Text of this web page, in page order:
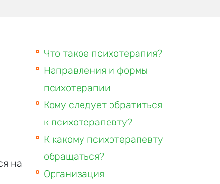
на
Что такое психотерапия?
Направления и формы
психотерапии
Кому следует обратиться
к психотерапевту?
К какому психотерапевту
обращаться?
Организация